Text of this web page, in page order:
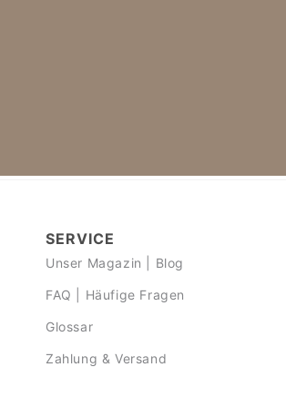
SERVICE
Unser Magazin | Blog
FAQ | Häufige Fragen
Glossar
Zahlung & Versand